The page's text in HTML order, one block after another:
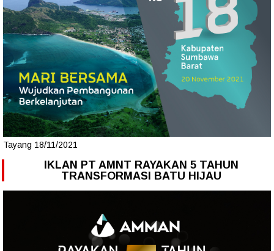
Tayang 18/11/2021
IKLAN PT AMNT RAYAKAN 5 TAHUN
TRANSFORMASI BATU HIJAU